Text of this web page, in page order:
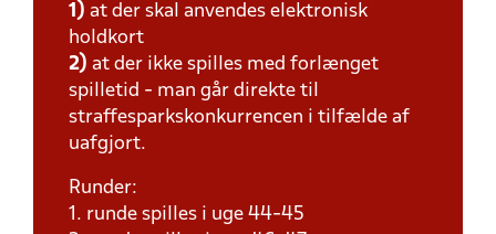
1) at der skal anvendes elektronisk
holdkort
2) at der ikke spilles med forlænget
spilletid - man går direkte til
straffesparkskonkurrencen i tilfælde af
uafgjort.
Runder:
1. runde spilles i uge 44-45